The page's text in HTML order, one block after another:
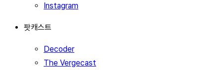
Instagram
팟캐스트
Decoder
The Vergecast